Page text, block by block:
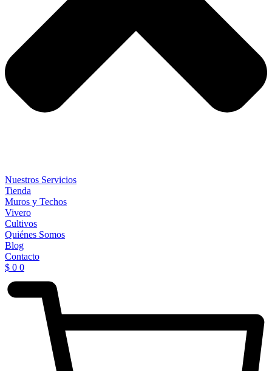
Nuestros Servicios
Tienda
Muros y Techos
Vivero
Cultivos
Quiénes Somos
Blog
Contacto
$ 0 0